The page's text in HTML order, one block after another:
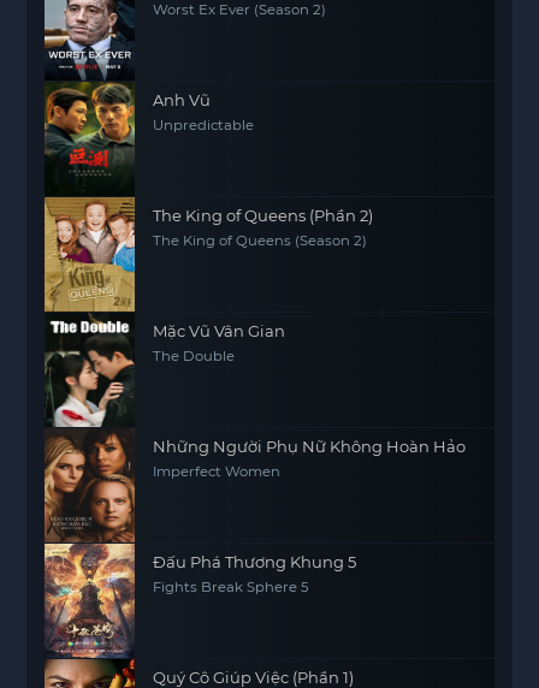
Worst Ex Ever (Season 2)
Anh Vũ
Unpredictable
The King of Queens (Phần 2)
The King of Queens (Season 2)
Mặc Vũ Vân Gian
The Double
Những Người Phụ Nữ Không Hoàn Hảo
Imperfect Women
Đấu Phá Thương Khung 5
Fights Break Sphere 5
Quý Cô Giúp Việc (Phần 1)